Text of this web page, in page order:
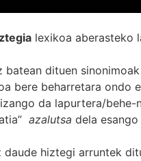
lexikoa aberasteko
dituen
bere beharretara ondo
izango da lapurtera/behe-
azalutsa dela
daude hiztegi arruntek